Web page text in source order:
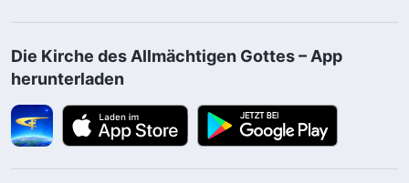
Die Kirche des Allmächtigen Gottes – App
herunterladen